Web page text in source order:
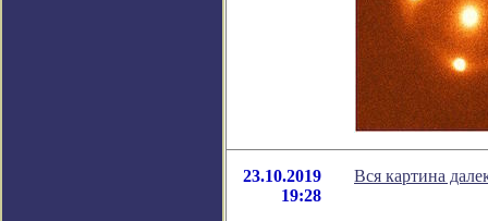
23.10.2019
19:28
Вся картина